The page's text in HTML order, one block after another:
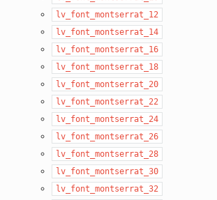
lv_font_montserrat_12
lv_font_montserrat_14
lv_font_montserrat_16
lv_font_montserrat_18
lv_font_montserrat_20
lv_font_montserrat_22
lv_font_montserrat_24
lv_font_montserrat_26
lv_font_montserrat_28
lv_font_montserrat_30
lv_font_montserrat_32